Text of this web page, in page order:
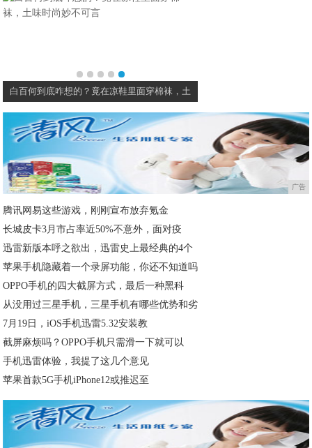
白百何到底咋想的？竟在凉鞋里面穿棉袜，土
广告
腾讯网易这些游戏，刚刚宣布放弃氪金
长城皮卡3月市占率近50%不意外，面对疫
迅雷新版本呼之欲出，迅雷史上最经典的4个
苹果手机隐藏着一个录屏功能，你还不知道吗
OPPO手机的四大截屏方式，最后一种黑科
从没用过三星手机，三星手机有哪些优势和劣
7月19日，iOS手机迅雷5.32安装教
截屏麻烦吗？OPPO手机只需滑一下就可以
手机迅雷体验，我提了这几个意见
苹果首款5G手机iPhone12或推迟至